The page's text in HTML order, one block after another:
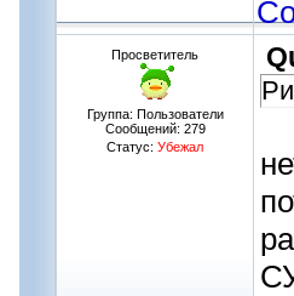
Просветитель
Группа: Пользователи
Сообщений: 279
Статус: Убежал